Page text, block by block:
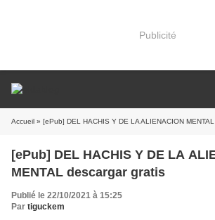
Publicité
Accueil » [ePub] DEL HACHIS Y DE LA ALIENACION
[ePub] DEL HACHIS Y DE LA
MENTAL descargar gratis
Publié le 22/10/2021 à 15:25
Par tiguckem